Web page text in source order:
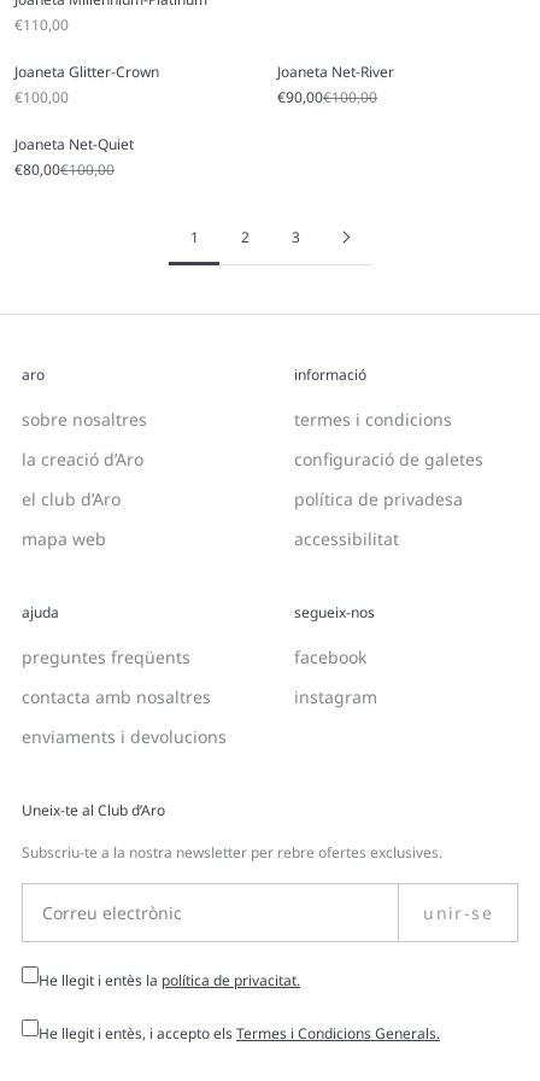
Sale price
€110,00
Joaneta Glitter-Crown
Sale price
€100,00
Joaneta Net-River
Sale price
€90,00Regular price
€100,00
Joaneta Net-Quiet
Sale price
€80,00Regular price
€100,00
1 2 3
aro
sobre nosaltres
la creació d’Aro
el club d’Aro
mapa web
informació
termes i condicions
configuració de galetes
política de privadesa
accessibilitat
ajuda
preguntes freqüents
contacta amb nosaltres
enviaments i devolucions
segueix-nos
facebook
instagram
Uneix-te al Club d’Aro
Subscriu-te a la nostra newsletter per rebre ofertes exclusives.
unir-se
He llegit i entès la política de privacitat.
He llegit i entès, i accepto elsTermes i Condicions Generals.